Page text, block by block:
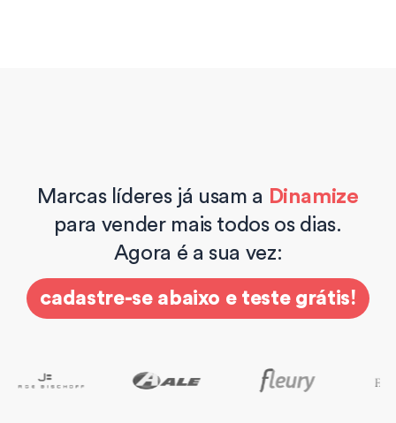
Marcas líderes já usam a Dinamize
para vender mais todos os dias.
Agora é a sua vez:
cadastre-se abaixo e teste grátis!